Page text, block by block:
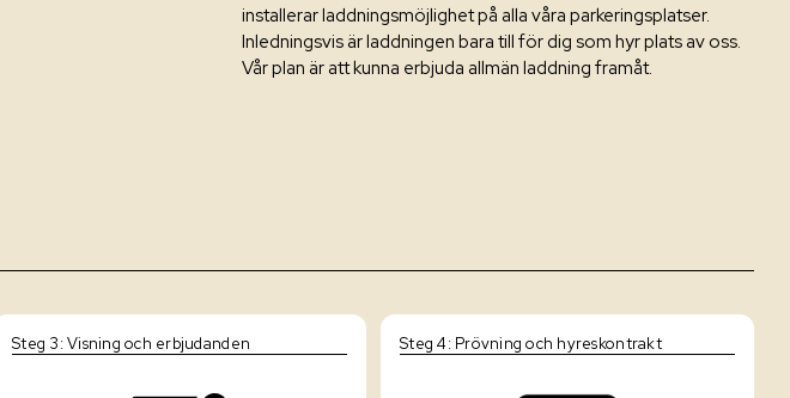
installerar laddningsmöjlighet på alla våra parkeringsplatser.
Inledningsvis är laddningen bara till för dig som hyr plats av oss.
Vår plan är att kunna erbjuda allmän laddning framåt.
Steg 3: Visning och erbjudanden Steg 4: Prövning och hyreskontrakt